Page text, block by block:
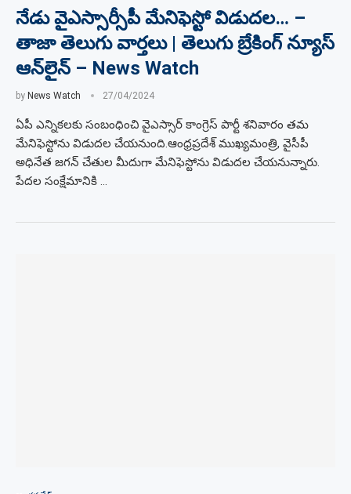
నేడు వైఎస్సార్సీపీ మేనిఫెస్టో విడుదల… –
తాజా తెలుగు వార్తలు | తెలుగు బ్రేకింగ్ న్యూస్
ఆన్‌లైన్ – News Watch
by News Watch 27/04/2024
ఏపీ ఎన్నికలకు సంబంధించి వైఎస్సార్ కాంగ్రెస్ పార్టీ శనివారం తమ
మేనిఫెస్టోను విడుదల చేయనుంది.ఆంధ్రప్రదేశ్ ముఖ్యమంత్రి, వైసీపీ
అధినేత జగన్ చేతుల మీదుగా మేనిఫెస్టోను విడుదల చేయనున్నారు.
పేదల సంక్షేమానికి …